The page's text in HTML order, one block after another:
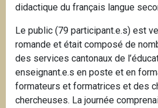
didactique du français langue
Le public (79 participant.e.s) est
romande et était composé de
des services cantonaux de
enseignant.e.s en poste et en
formateurs et formatrices et des
chercheuses. La journée